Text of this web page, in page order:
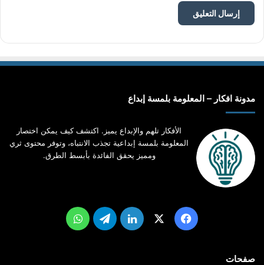
مدونة افكار – المعلومة بلمسة إبداع
الأفكار تلهم والإبداع يميز. اكتشف كيف يمكن اختصار
المعلومة بلمسة إبداعية تجذب الانتباه، وتوفر محتوى ثري
ومميز يحقق الفائدة بأبسط الطرق.
فيسبوك لينكدإنتيلقرامواتساب
صفحات